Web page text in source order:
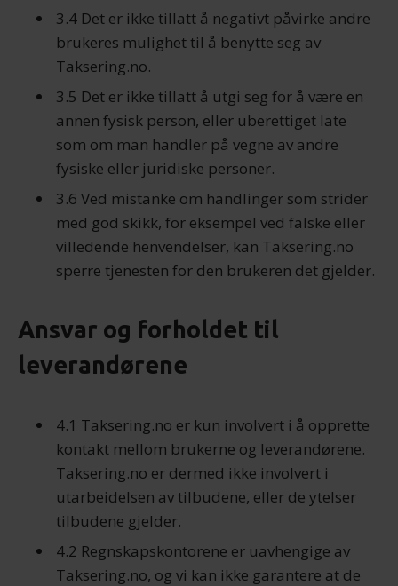
3.4 Det er ikke tillatt å negativt påvirke andre
brukeres mulighet til å benytte seg av
Taksering.no.
3.5 Det er ikke tillatt å utgi seg for å være en
annen fysisk person, eller uberettiget late
som om man handler på vegne av andre
fysiske eller juridiske personer.
3.6 Ved mistanke om handlinger som strider
med god skikk, for eksempel ved falske eller
villedende henvendelser, kan Taksering.no
sperre tjenesten for den brukeren det gjelder.
Ansvar og forholdet til
leverandørene
4.1 Taksering.no er kun involvert i å opprette
kontakt mellom brukerne og leverandørene.
Taksering.no er dermed ikke involvert i
utarbeidelsen av tilbudene, eller de ytelser
tilbudene gjelder.
4.2 Regnskapskontorene er uavhengige av
Taksering.no, og vi kan ikke garantere at de